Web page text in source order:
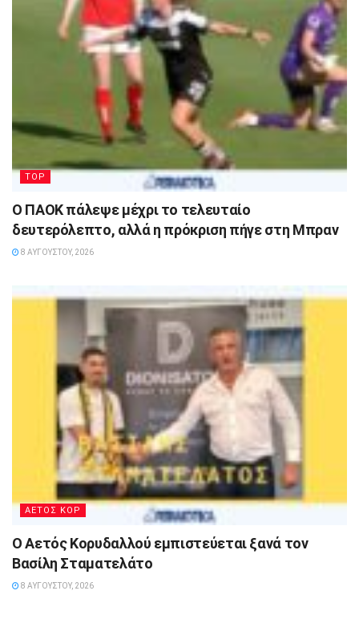
TOP
Ο ΠΑΟΚ πάλεψε μέχρι το τελευταίο
δευτερόλεπτο, αλλά η πρόκριση πήγε στη Μπραν
8 ΑΥΓΟΎΣΤΟΥ, 2026
ΑΕΤΟΣ ΚΟΡ
Ο Αετός Κορυδαλλού εμπιστεύεται ξανά τον
Βασίλη Σταματελάτο
8 ΑΥΓΟΎΣΤΟΥ, 2026